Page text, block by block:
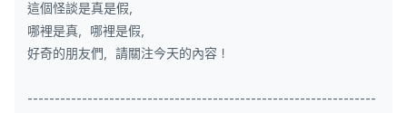
這個怪談是真是假，
哪裡是真，哪裡是假，
好奇的朋友們，請關注今天的內容！
----------------------------------------------------------------